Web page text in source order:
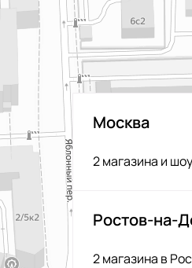
Москва
2 магазина и
Ростов-на-
2 магазина в